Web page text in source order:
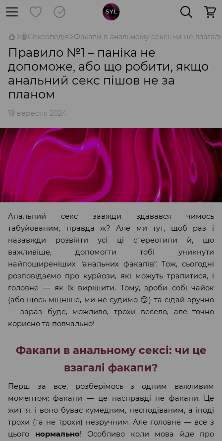
🔞Сексопедія Факапи в анальному сексі: чи це
Правило №1 – паніка не
допоможе, або що робити, якщо
анальний секс пішов не за
планом
19 вересня 2024
Анальний секс завжди здавався чимось
табуйованим, правда ж? Але ми тут, щоб раз і
назавжди розвіяти усі ці стереотипи й, що
важливіше, допомогти тобі уникнути
найпоширеніших "анальних факапів". Тож, сьогодні
розповідаємо про курйози, які можуть трапитися, і
головне — як їх вирішити. Тому, зроби собі чайок
(або щось міцніше, ми не судимо 😏) та сідай зручно
— зараз буде, можливо, трохи весело, але точно
корисно та повчально!
Факапи в анальному сексі: чи це
взагалі факапи?
Перш за все, розберімось з одним важливим
моментом: факапи — це насправді не факапи. Це
життя, і воно буває кумедним, несподіваним, а іноді
трохи (та не трохи) незручним. Але головне — все з
цього нормально! Особливо коли мова йде про